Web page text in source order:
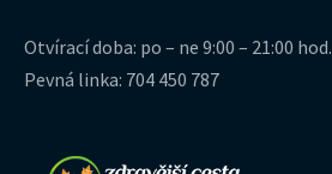
Otvírací doba: po – ne 9:00 – 21:00 hod.
Pevná linka: 704 450 787